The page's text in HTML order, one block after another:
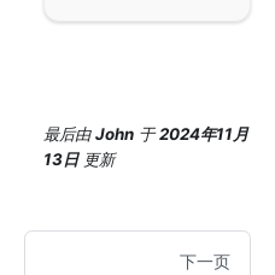
最后由John 于2024年11月
13日 更新
下一页